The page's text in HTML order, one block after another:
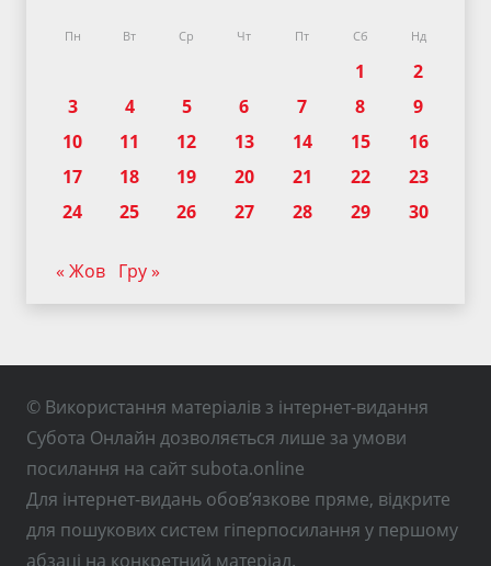
Пн Вт Ср Чт Пт Сб Нд
1
2
3
4 5 6 7 8
9
10
11 12 13 14 15
16
17
18 19 20 21 22
23
24
25 26 27 28 29 30
« Жов Гру »
© Використання матеріалів з інтернет-видання
Субота Онлайн дозволяється лише за умови
посилання на сайт subota.online
Для інтернет-видань обов’язкове пряме, відкрите
для пошукових систем гіперпосилання у першому
абзаці на конкретний матеріал.